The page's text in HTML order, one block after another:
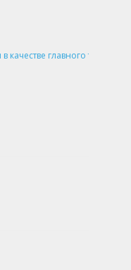
качестве главного